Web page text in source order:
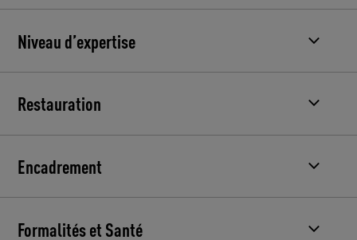
Niveau d’expertise
Restauration
Encadrement
Formalités et Santé